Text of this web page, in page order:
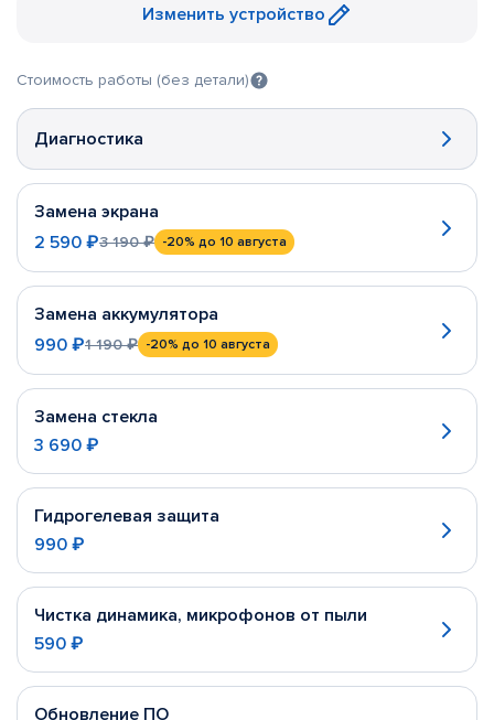
Изменить устройство
Стоимость работы (без детали)
Диагностика
Замена экрана
2 590 ₽3 190 ₽ -20% до 10 августа
Замена аккумулятора
990 ₽1 190 ₽ -20% до 10 августа
Замена стекла
3 690 ₽
Гидрогелевая защита
990 ₽
Чистка динамика, микрофонов от пыли
590 ₽
Обновление ПО